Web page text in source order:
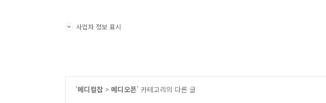
사업자 정보 표시
'메디컬잡 > 메디오픈' 카테고리의 다른 글